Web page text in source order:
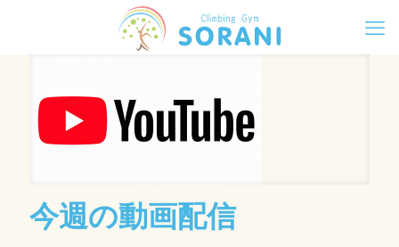
今週の動画配信